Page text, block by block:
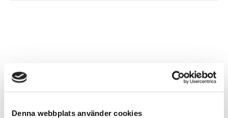
Denna webbplats använder cookies